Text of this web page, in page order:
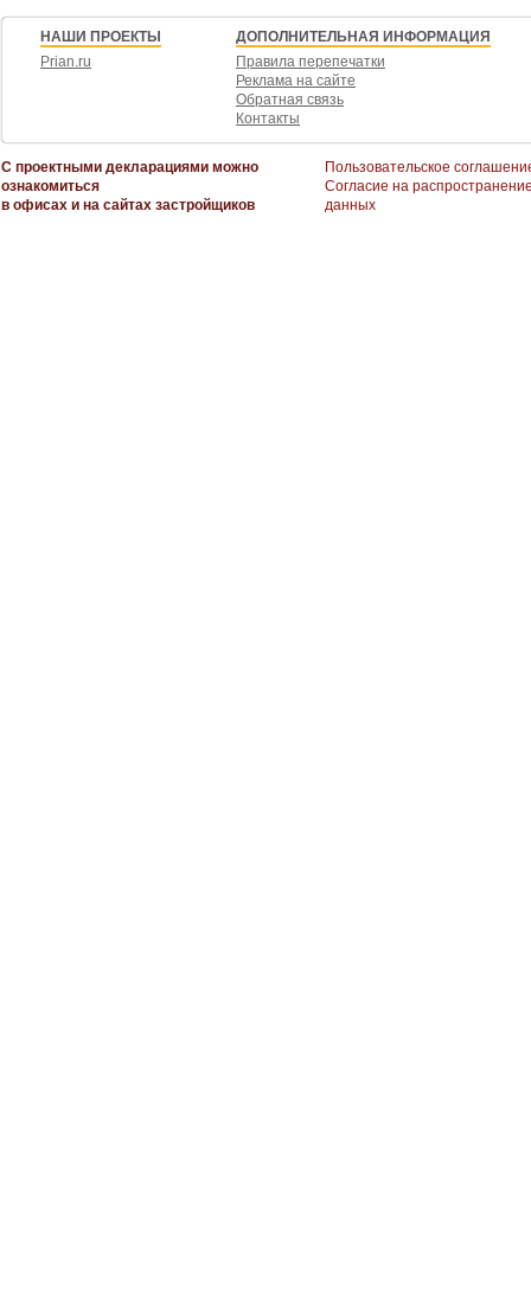
НАШИ ПРОЕКТЫ
Prian.ru
ДОПОЛНИТЕЛЬНАЯ ИНФОРМАЦИЯ
Правила перепечатки
Реклама на сайте
Обратная связь
Контакты
С проектными декларациями можно
ознакомиться
в офисах и на сайтах застройщиков
Пользовательское
Согласие на
данных